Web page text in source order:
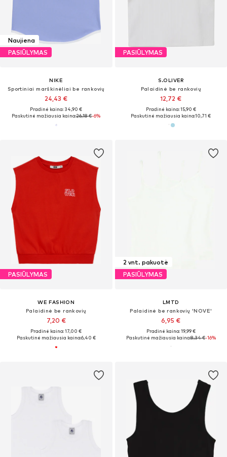
Naujiena
PASIŪLYMAS
NIKE
Sportiniai marškinėliai be rankovių
24,43 €
Pradinė kaina: 34,90 €
Paskutinė mažiausia kaina:26,18 €-6%
PASIŪLYMAS
S.OLIVER
Palaidinė be rankovių
12,72 €
Pradinė kaina: 15,90 €
Paskutinė mažiausia kaina:10,71 €
PASIŪLYMAS
WE FASHION
Palaidinė be rankovių
7,20 €
Pradinė kaina: 17,00 €
Paskutinė mažiausia kaina:6,40 €
2 vnt. pakuotė
PASIŪLYMAS
LMTD
Palaidinė be rankovių 'NOVE'
6,95 €
Pradinė kaina: 19,99 €
Paskutinė mažiausia kaina:8,34 €-16%